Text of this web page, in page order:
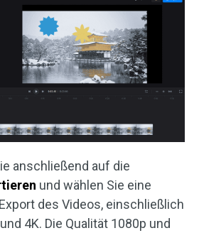
anschließend auf die
und wählen Sie eine
des Videos, einschließlich
4K. Die Qualität 1080p und